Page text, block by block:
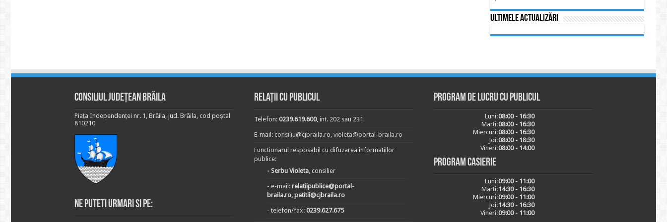
Ultimele actualizări
Consiliul Județean Brăila
Piața Independenței nr. 1, Brăila, jud. Brăila, cod poștal
810210
Ne puteti urmari si pe:
Relații cu publicul
Telefon: 0239.619.600, int. 202 sau 231
E-mail: consiliu@cjbraila.ro, violeta@portal-braila.ro
Functionarul resposabil cu difuzarea informatiilor
publice:
- Serbu Violeta, consilier
- e-mail: relatiipublice@portal-
braila.ro, petitii@cjbraila.ro
- telefon/fax: 0239.627.675
Program de lucru cu publicul
Luni:08:00 - 16:30
Marți:08:00 - 16:30
Miercuri:08:00 - 16:30
Joi:08:00 - 18:30
Vineri:08:00 - 14:00
Program casierie
Luni:09:00 - 11:00
Marți:14:30 - 16:30
Miercuri:09:00 - 11:00
Joi:14:30 - 16:30
Vineri:09:00 - 11:00